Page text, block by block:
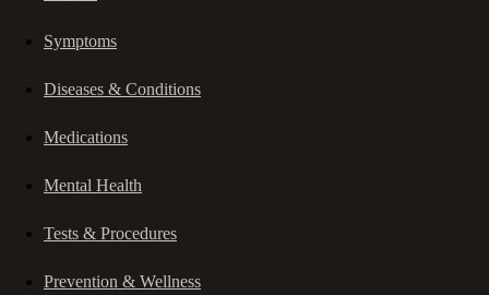
Symptoms
Diseases & Conditions
Medications
Mental Health
Tests & Procedures
Prevention & Wellness